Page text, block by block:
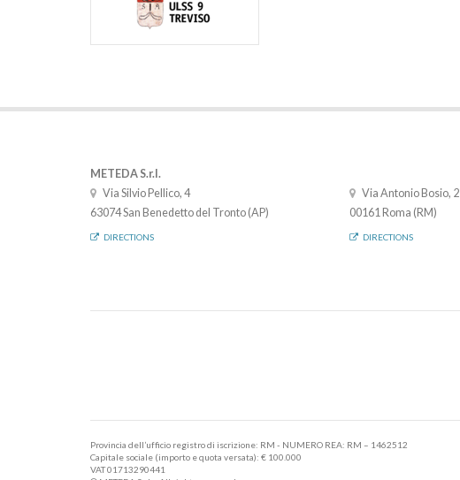
METEDA S.r.l.
Via Silvio Pellico, 4
63074 San Benedetto del Tronto (AP)
DIRECTIONS
Via Antonio Bosio, 2
00161 Roma (RM)
DIRECTIONS
Provincia dell’ufficio registro di iscrizione: RM - NUMERO REA: RM – 1462512
Capitale sociale (importo e quota versata): € 100.000
VAT 01713290441